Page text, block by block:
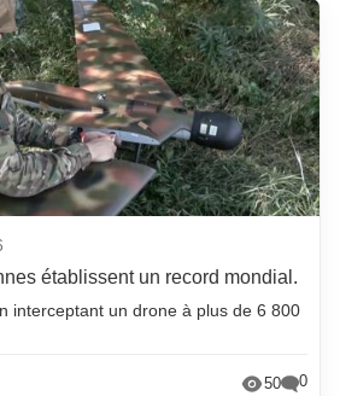
établissent un record mondial.
interceptant un drone à plus de 6 800
50 0